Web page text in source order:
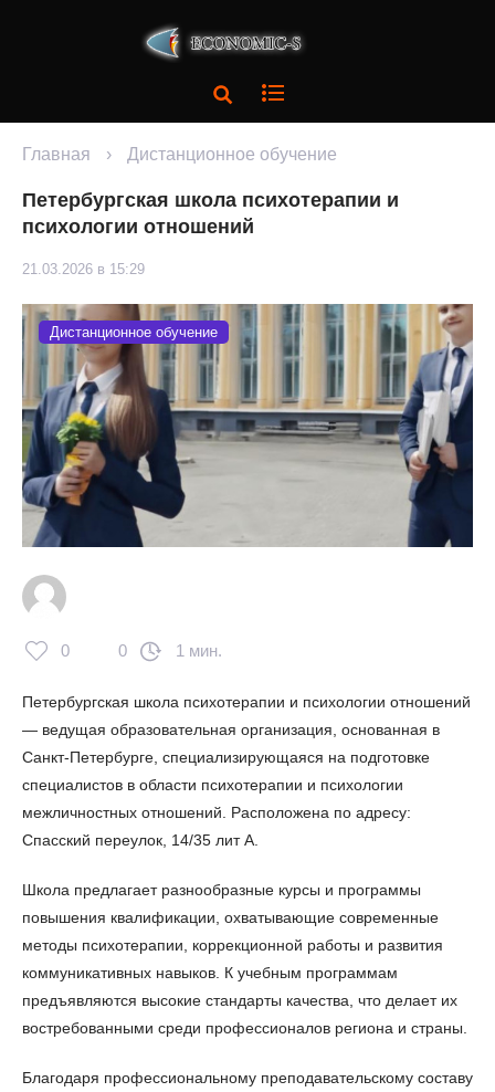
Главная › Дистанционное обучение
Петербургская школа психотерапии и
психологии отношений
21.03.2026 в 15:29
Дистанционное обучение
0 0 1 мин.
Петербургская школа психотерапии и психологии отношений
— ведущая образовательная организация, основанная в
Санкт-Петербурге, специализирующаяся на подготовке
специалистов в области психотерапии и психологии
межличностных отношений. Расположена по адресу:
Спасский переулок, 14/35 лит А.
Школа предлагает разнообразные курсы и программы
повышения квалификации, охватывающие современные
методы психотерапии, коррекционной работы и развития
коммуникативных навыков. К учебным программам
предъявляются высокие стандарты качества, что делает их
востребованными среди профессионалов региона и страны.
Благодаря профессиональному преподавательскому составу